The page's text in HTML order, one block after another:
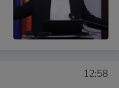
12:58